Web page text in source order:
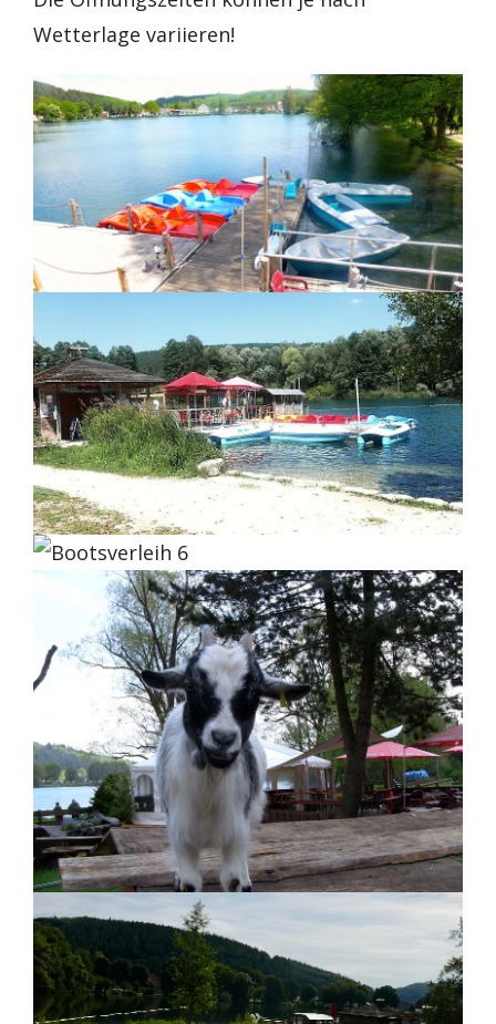
Wetterlage variieren!